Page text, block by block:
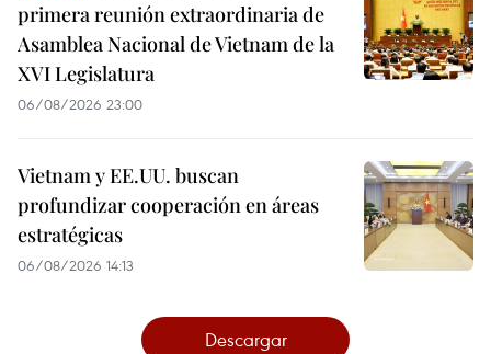
primera reunión extraordinaria de
Asamblea Nacional de Vietnam de la
XVI Legislatura
06/08/2026 23:00
Vietnam y EE.UU. buscan
profundizar cooperación en áreas
estratégicas
06/08/2026 14:13
Descargar